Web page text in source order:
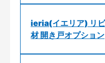
ieria(イエリア) リ
材 開き戸オプション